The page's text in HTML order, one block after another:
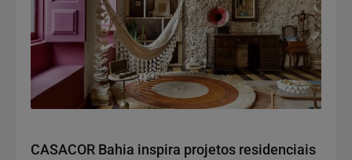
CASACOR Bahia inspira projetos residenciais